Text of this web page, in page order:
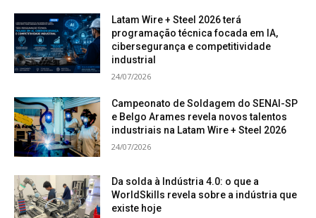
Latam Wire + Steel 2026 terá
programação técnica focada em IA,
cibersegurança e competitividade
industrial
24/07/2026
Campeonato de Soldagem do SENAI-SP
e Belgo Arames revela novos talentos
industriais na Latam Wire + Steel 2026
24/07/2026
Da solda à Indústria 4.0: o que a
WorldSkills revela sobre a indústria que
existe hoje